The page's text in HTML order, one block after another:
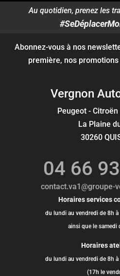
Au quotidien, prenez les
Abonnez-vous à nos
première, nos
Vergnon
Peugeot - Citroën
La Plaine
30260
04 66
contact.va1@groupe-
Horaires services
du lundi au vendredi de 8h
ainsi que le samedi
Horaires
du lundi au vendredi de 8h
(17h le